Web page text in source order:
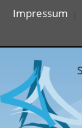
Impressum |